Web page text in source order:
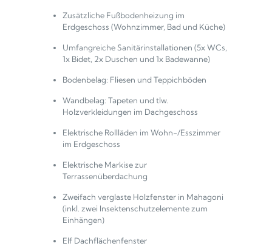
Zusätzliche Fußbodenheizung im
Erdgeschoss (Wohnzimmer, Bad und Küche)
Umfangreiche Sanitärinstallationen (5x WCs,
1x Bidet, 2x Duschen und 1x Badewanne)
Bodenbelag: Fliesen und Teppichböden
Wandbelag: Tapeten und tlw.
Holzverkleidungen im Dachgeschoss
Elektrische Rollläden im Wohn-/Esszimmer
im Erdgeschoss
Elektrische Markise zur
Terrassenüberdachung
Zweifach verglaste Holzfenster in Mahagoni
(inkl. zwei Insektenschutzelemente zum
Einhängen)
Elf Dachflächenfenster